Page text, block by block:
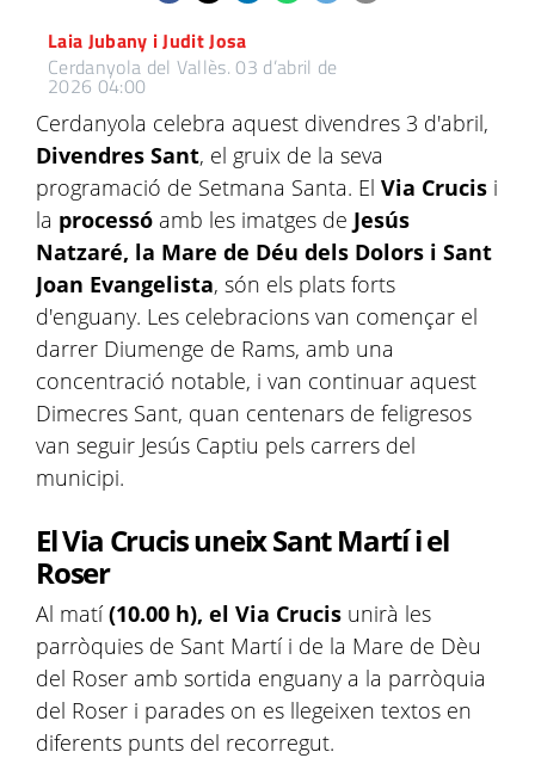
Laia Jubany i Judit Josa
Cerdanyola del Vallès. 03 d’abril de
2026 04:00
Cerdanyola celebra aquest divendres 3 d'abril,
Divendres Sant, el gruix de la seva
programació de Setmana Santa. El Via Crucis i
la processó amb les imatges de Jesús
Natzaré, la Mare de Déu dels Dolors i Sant
Joan Evangelista, són els plats forts
d'enguany. Les celebracions van començar el
darrer Diumenge de Rams, amb una
concentració notable, i van continuar aquest
Dimecres Sant, quan centenars de feligresos
van seguir Jesús Captiu pels carrers del
municipi.
El Via Crucis uneix Sant Martí i el
Roser
Al matí(10.00 h), el Via Crucis unirà les
parròquies de Sant Martí i de la Mare de Dèu
del Roser amb sortida enguany a la parròquia
del Roser i parades on es llegeixen textos en
diferents punts del recorregut.